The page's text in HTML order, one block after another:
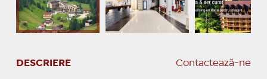
DESCRIERE Contactează-ne